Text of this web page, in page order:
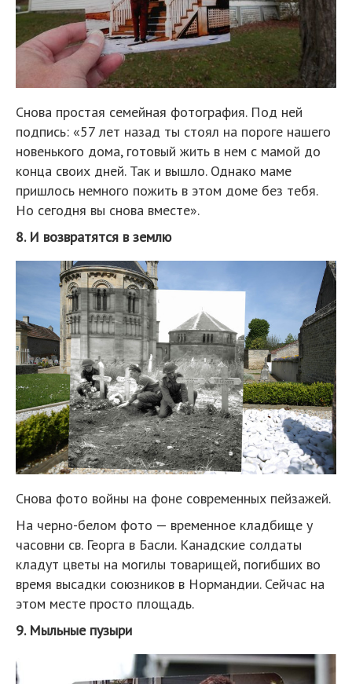
Снова простая семейная фотография. Под ней
подпись: «57 лет назад ты стоял на пороге нашего
новенького дома, готовый жить в нем с мамой до
конца своих дней. Так и вышло. Однако маме
пришлось немного пожить в этом доме без тебя.
Но сегодня вы снова вместе».
8. И возвратятся в землю
Снова фото войны на фоне современных пейзажей.
На черно-белом фото — временное кладбище у
часовни св. Георга в Басли. Канадские солдаты
кладут цветы на могилы товарищей, погибших во
время высадки союзников в Нормандии. Сейчас на
этом месте просто площадь.
9. Мыльные пузыри